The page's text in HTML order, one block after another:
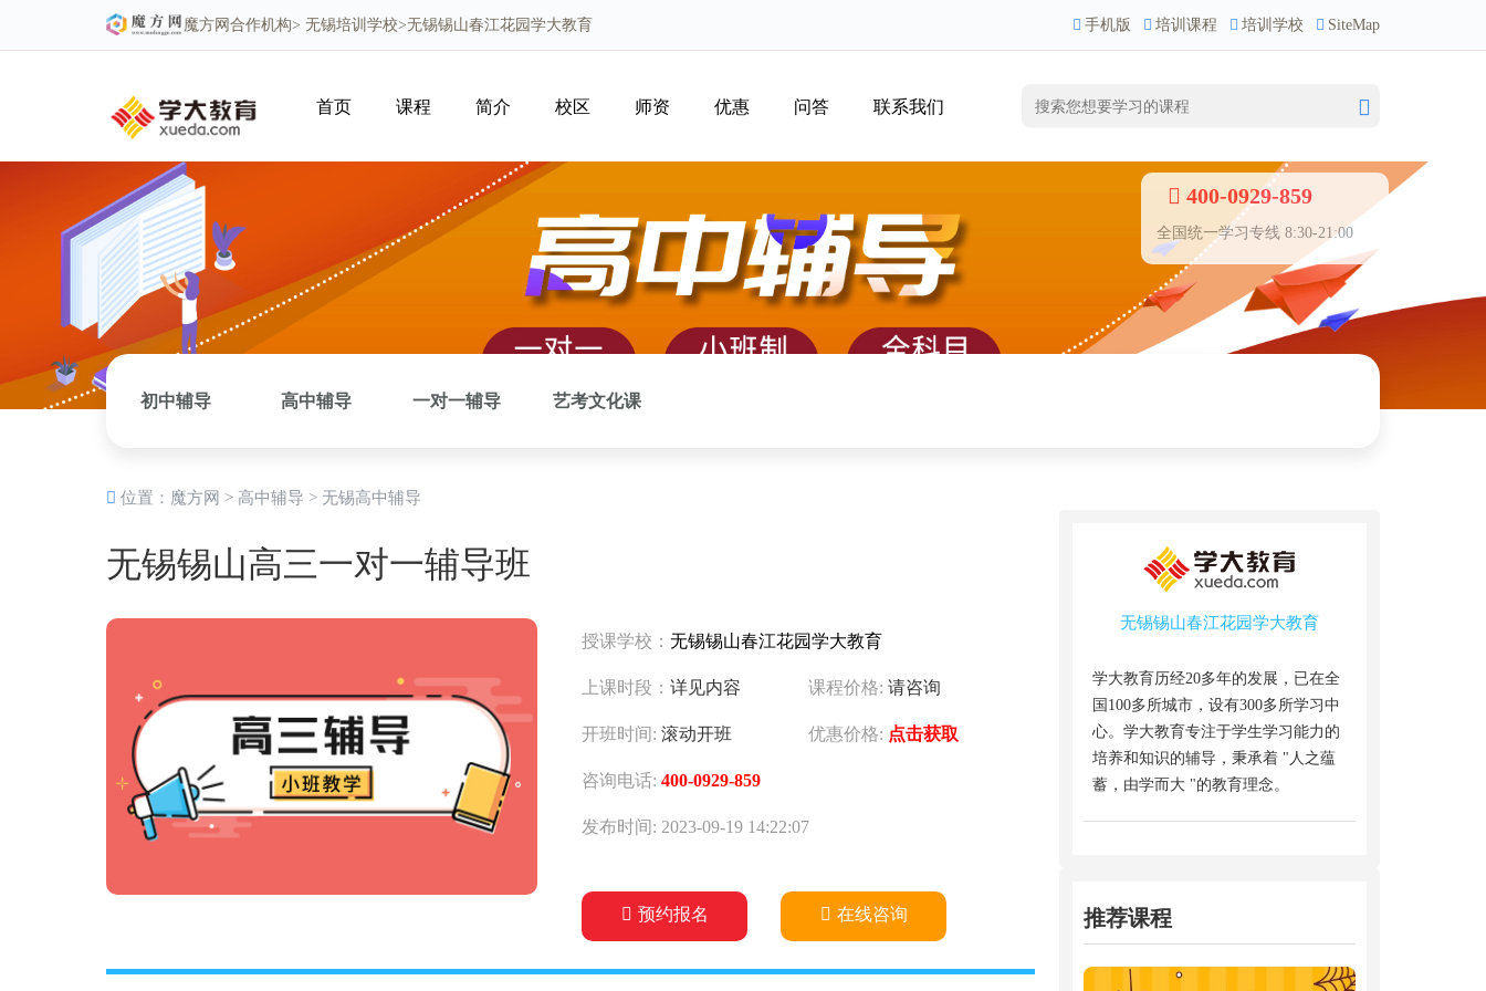
手机版 培训课程 培训学校 SiteMap
魔方网 合作机构> 无锡培训学校>无锡锡山春江花园学大教育
首页 课程 简介 校区 师资 优惠 问答 联系我们
400-0929-859
全国统一学习专线 8:30-21:00
初中辅导 高中辅导 一对一辅导 艺考文化课
位置： 魔方网 > 高中辅导 > 无锡高中辅导
无锡锡山高三一对一辅导班
授课学校： 无锡锡山春江花园学大教育
上课时段： 详见内容 课程价格: 请咨询
开班时间: 滚动开班 优惠价格: 点击获取
咨询电话: 400-0929-859
发布时间: 2023-09-19 14:22:07
预约报名 在线咨询
无锡锡山春江花园学大教育
学大教育历经20多年的发展，已在全
国100多所城市，设有300多所学习中
心。学大教育专注于学生学习能力的
培养和知识的辅导，秉承着 "人之蕴
蓄，由学而大 "的教育理念。
推荐课程